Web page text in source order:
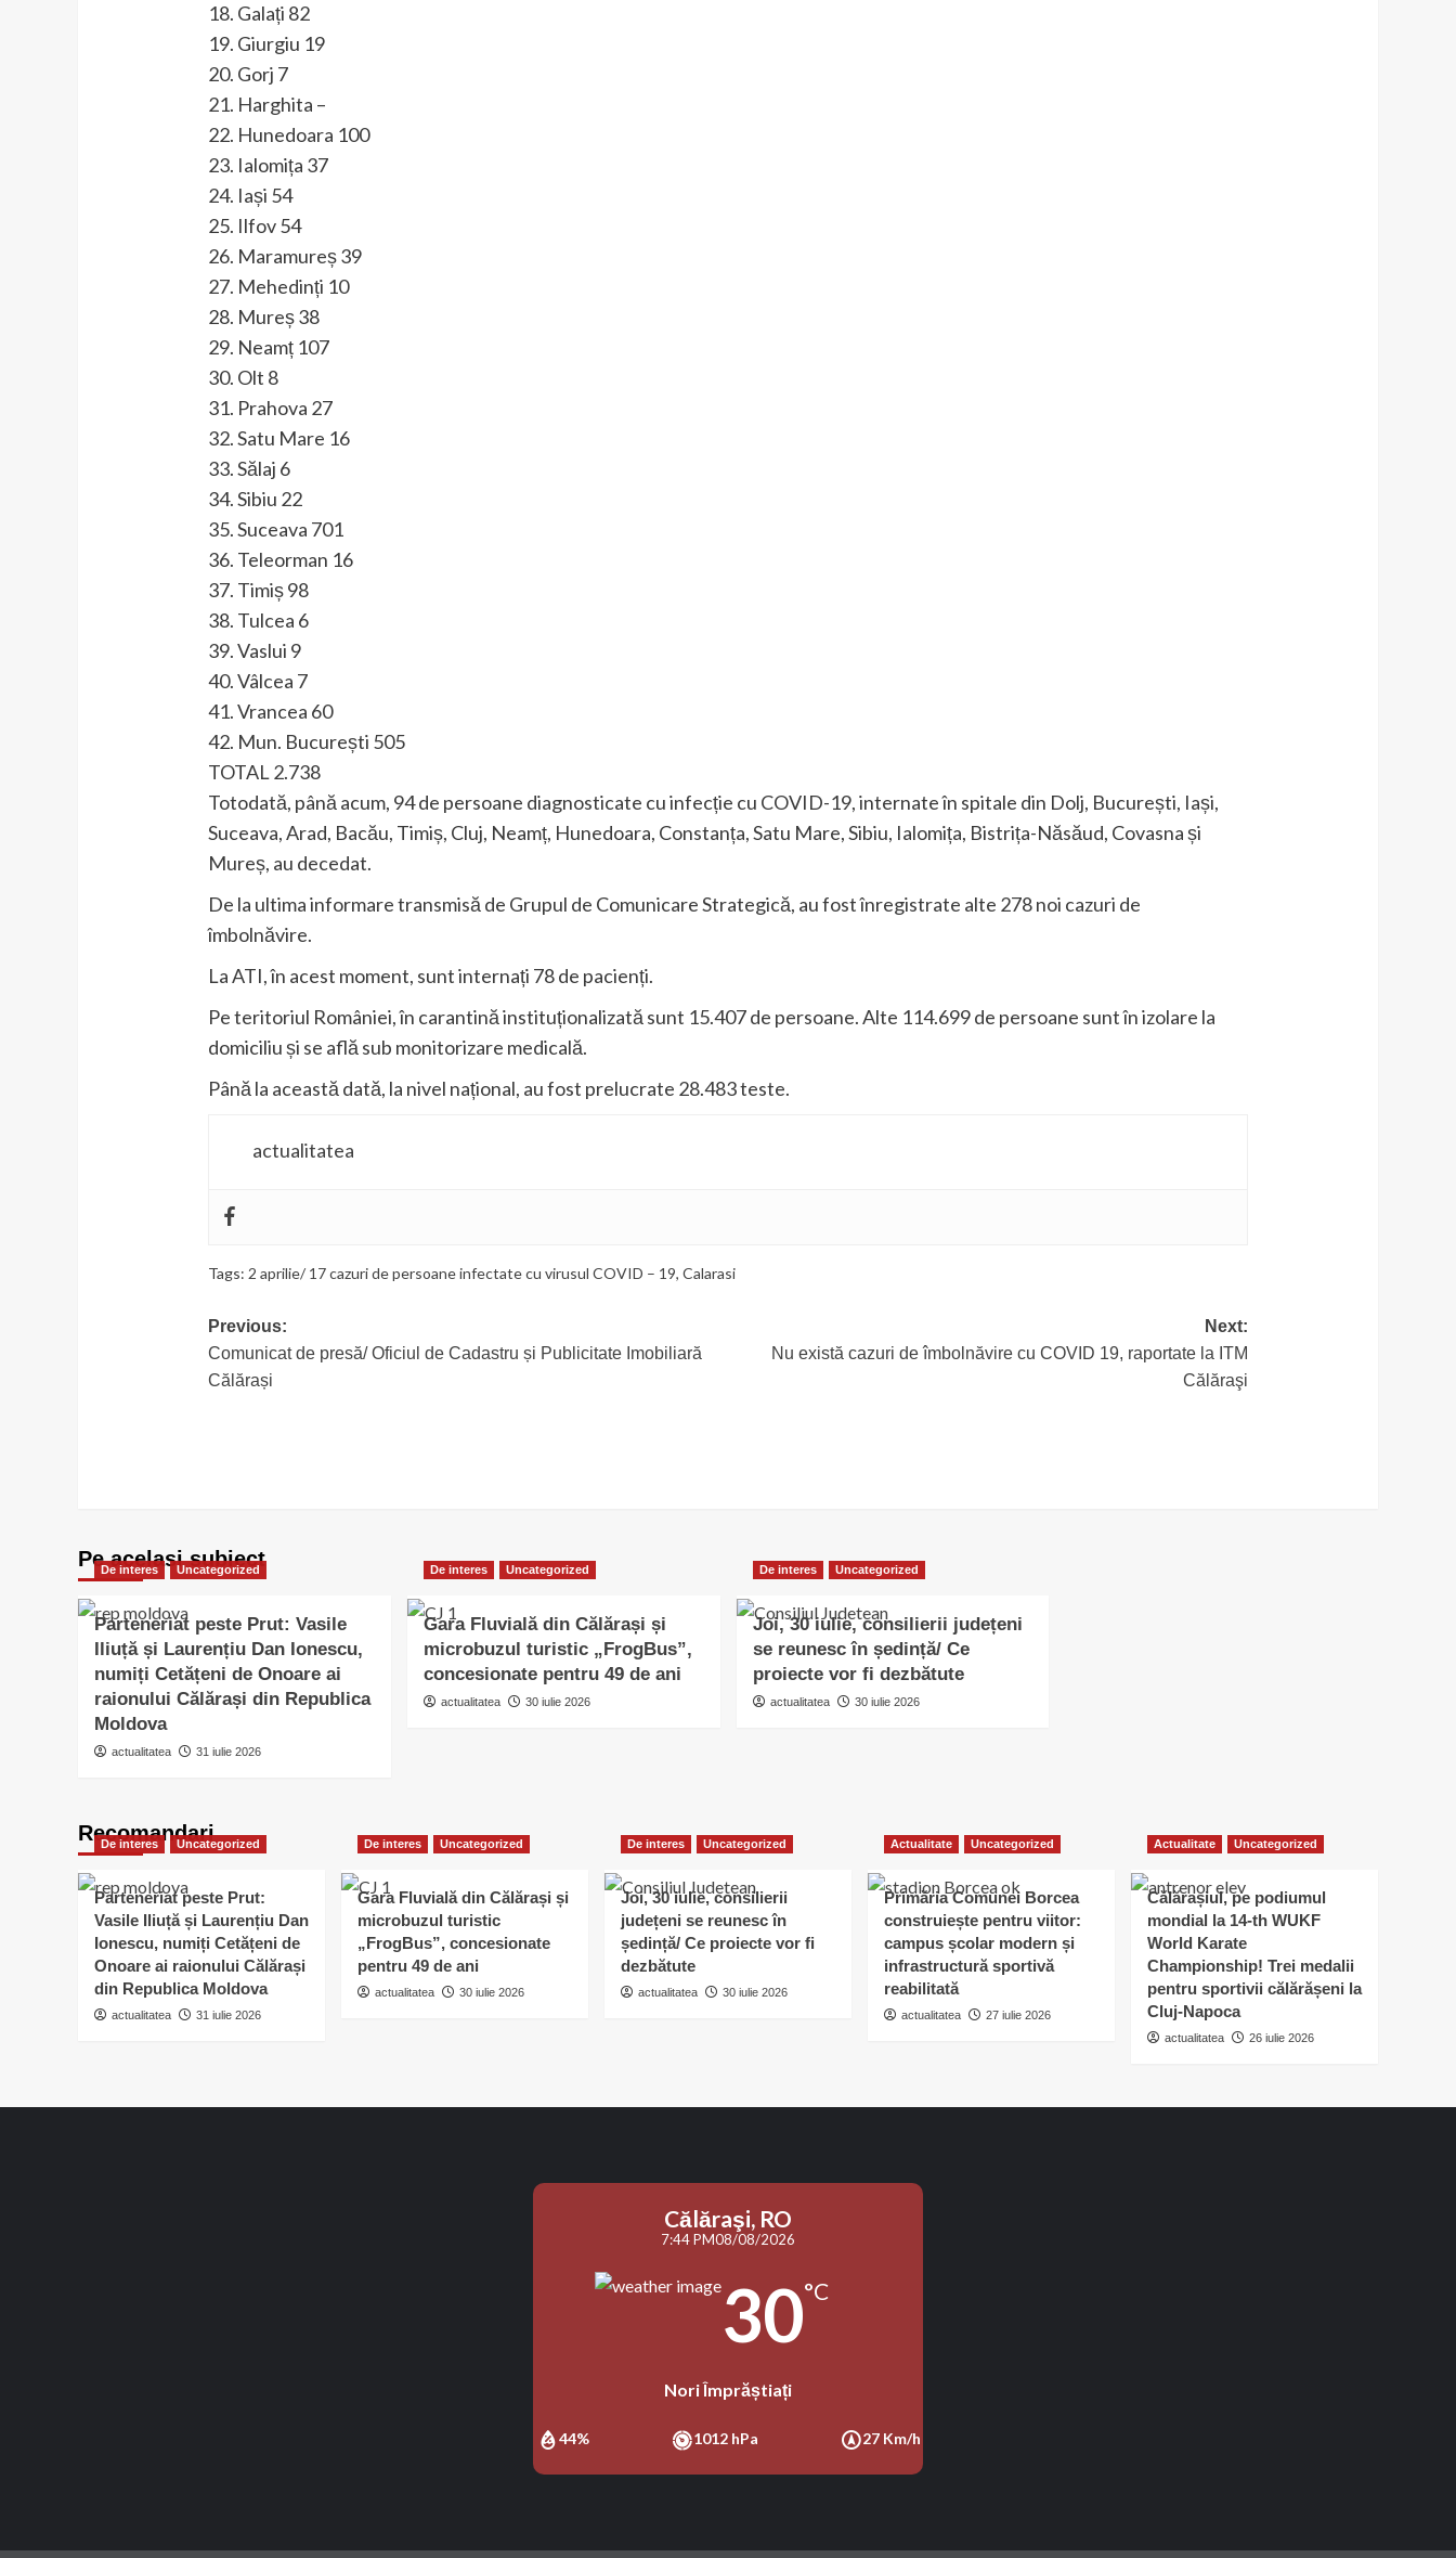
18. Galați 82
19. Giurgiu 19
20. Gorj 7
21. Harghita –
22. Hunedoara 100
23. Ialomița 37
24. Iași 54
25. Ilfov 54
26. Maramureș 39
27. Mehedinți 10
28. Mureș 38
29. Neamț 107
30. Olt 8
31. Prahova 27
32. Satu Mare 16
33. Sălaj 6
34. Sibiu 22
35. Suceava 701
36. Teleorman 16
37. Timiș 98
38. Tulcea 6
39. Vaslui 9
40. Vâlcea 7
41. Vrancea 60
42. Mun. București 505
TOTAL 2.738
Totodată, până acum, 94 de persoane diagnosticate cu infecție cu COVID-19, internate în spitale din Dolj, București, Iași,
Suceava, Arad, Bacău, Timiș, Cluj, Neamț, Hunedoara, Constanța, Satu Mare, Sibiu, Ialomița, Bistrița-Năsăud, Covasna și
Mureș, au decedat.
De la ultima informare transmisă de Grupul de Comunicare Strategică, au fost înregistrate alte 278 noi cazuri de
îmbolnăvire.
La ATI, în acest moment, sunt internați 78 de pacienți.
Pe teritoriul României, în carantină instituționalizată sunt 15.407 de persoane. Alte 114.699 de persoane sunt în izolare la
domiciliu și se află sub monitorizare medicală.
Până la această dată, la nivel național, au fost prelucrate 28.483 teste.
actualitatea
Tags: 2 aprilie/ 17 cazuri de persoane infectate cu virusul COVID – 19,Calarasi
Post
navigation
Previous:
Comunicat de presă/ Oficiul de Cadastru și Publicitate Imobiliară
Călărași
Next:
Nu există cazuri de îmbolnăvire cu COVID 19, raportate la ITM
Călăraşi
Pe acelasi subiect
De interes Uncategorized
Parteneriat peste Prut: Vasile
Iliuță și Laurențiu Dan Ionescu,
numiți Cetățeni de Onoare ai
raionului Călărași din Republica
Moldova
actualitatea 31 iulie 2026
De interes Uncategorized
Gara Fluvială din Călărași și
microbuzul turistic „FrogBus”,
concesionate pentru 49 de ani
actualitatea 30 iulie 2026
De interes Uncategorized
Joi, 30 iulie, consilierii județeni
se reunesc în ședință/ Ce
proiecte vor fi dezbătute
actualitatea 30 iulie 2026
Recomandari
De interes Uncategorized
Parteneriat peste Prut:
Vasile Iliuță și Laurențiu Dan
Ionescu, numiți Cetățeni de
Onoare ai raionului Călărași
din Republica Moldova
actualitatea 31 iulie 2026
De interes Uncategorized
Gara Fluvială din Călărași și
microbuzul turistic
„FrogBus”, concesionate
pentru 49 de ani
actualitatea 30 iulie 2026
De interes Uncategorized
Joi, 30 iulie, consilierii
județeni se reunesc în
ședință/ Ce proiecte vor fi
dezbătute
actualitatea 30 iulie 2026
Actualitate Uncategorized
Primăria Comunei Borcea
construiește pentru viitor:
campus școlar modern și
infrastructură sportivă
reabilitată
actualitatea 27 iulie 2026
Actualitate Uncategorized
Călărașiul, pe podiumul
mondial la 14-th WUKF
World Karate
Championship! Trei medalii
pentru sportivii călărășeni la
Cluj-Napoca
actualitatea 26 iulie 2026
Călăraşi, RO
7:44 PM08/08/2026
30°C
Nori Împrăștiați
44% 1012 hPa 27 Km/h